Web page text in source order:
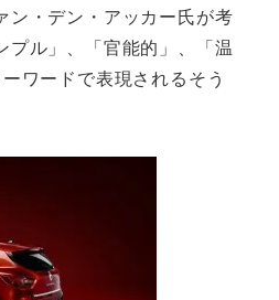
ン・デン・アッカー氏が考
プル」、「官能的」、「温
ワードで表現されるそう